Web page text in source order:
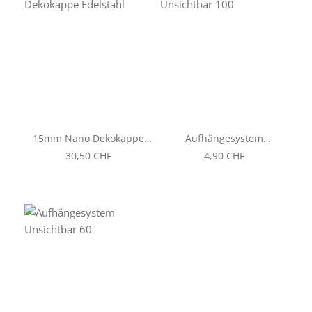
15mm Nano Dekokappe
Edelstahl
Regulärer Preis:
30,50 CHF
Aufhängesystem
Unsichtbar 100
Regulärer Preis:
4,90 CHF